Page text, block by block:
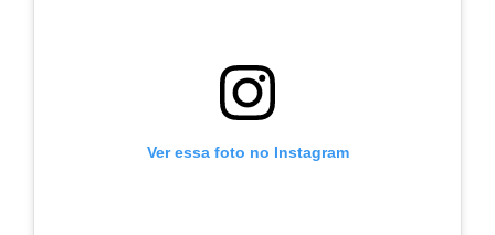
Ver essa foto no Instagram